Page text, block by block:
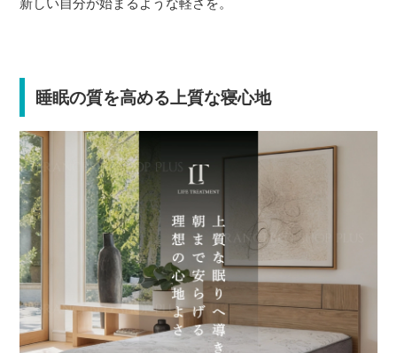
睡眠の質を高める上質な寝心地